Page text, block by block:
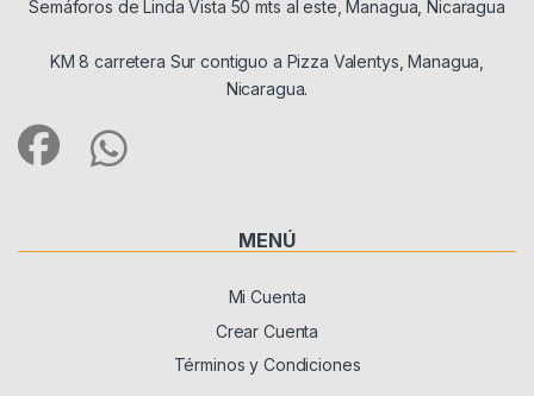
Semáforos de Linda Vista 50 mts al este, Managua, Nicaragua
KM 8 carretera Sur contiguo a Pizza Valentys, Managua,
Nicaragua.
MENÚ
Mi Cuenta
Crear Cuenta
Términos y Condiciones